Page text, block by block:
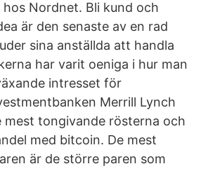
Nordnet. Bli kund och
är den senaste av en rad
sina anställda att handla
har varit oeniga i hur man
intresset för
Merrill Lynch
mest tongivande rösterna och
med bitcoin. De mest
är de större paren som